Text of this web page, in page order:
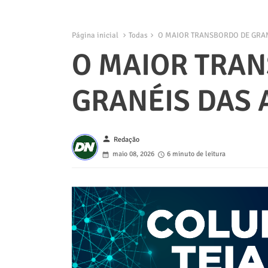
Página inicial Todas O MAIOR TRANSBORDO DE
O MAIOR
GRANÉIS DAS
person Redação
maio 08, 2026
6 minuto de leitura